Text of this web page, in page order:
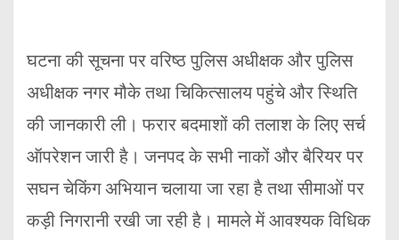
घटना की सूचना पर वरिष्ठ पुलिस अधीक्षक और पुलिस
अधीक्षक नगर मौके तथा चिकित्सालय पहुंचे और स्थिति
की जानकारी ली। फरार बदमाशों की तलाश के लिए सर्च
ऑपरेशन जारी है। जनपद के सभी नाकों और बैरियर पर
सघन चेकिंग अभियान चलाया जा रहा है तथा सीमाओं पर
कड़ी निगरानी रखी जा रही है। मामले में आवश्यक विधिक